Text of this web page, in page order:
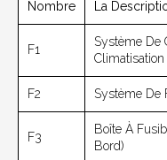
Nombre La
F1
Système De
Climatisation
F2 Système De
F3
Boîte À
Bord)